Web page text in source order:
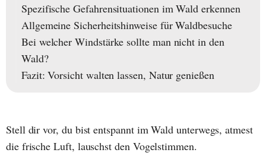
Spezifische Gefahrensituationen im Wald erkennen
Allgemeine Sicherheitshinweise für Waldbesuche
Bei welcher Windstärke sollte man nicht in den
Wald?
Fazit: Vorsicht walten lassen, Natur genießen
Stell dir vor, du bist entspannt im Wald unterwegs, atmest
die frische Luft, lauschst den Vogelstimmen.